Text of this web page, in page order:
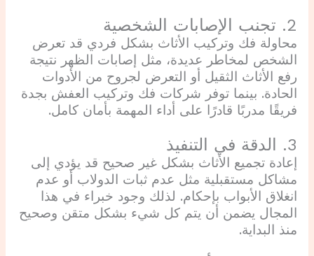
2. تجنب الإصابات الشخصية
محاولة فك وتركيب الأثاث بشكل فردي قد تعرض
الشخص لمخاطر عديدة، مثل إصابات الظهر نتيجة
رفع الأثاث الثقيل أو التعرض لجروح من الأدوات
الحادة. بينما توفر شركات فك وتركيب العفش بجدة
فريقًا مدربًا قادرًا على أداء المهمة بأمان كامل.
3. الدقة في التنفيذ
إعادة تجميع الأثاث بشكل غير صحيح قد يؤدي إلى
مشاكل مستقبلية مثل عدم ثبات الدولاب أو عدم
انغلاق الأبواب بإحكام. لذلك وجود خبراء في هذا
المجال يضمن أن يتم كل شيء بشكل متقن وصحيح
منذ البداية.